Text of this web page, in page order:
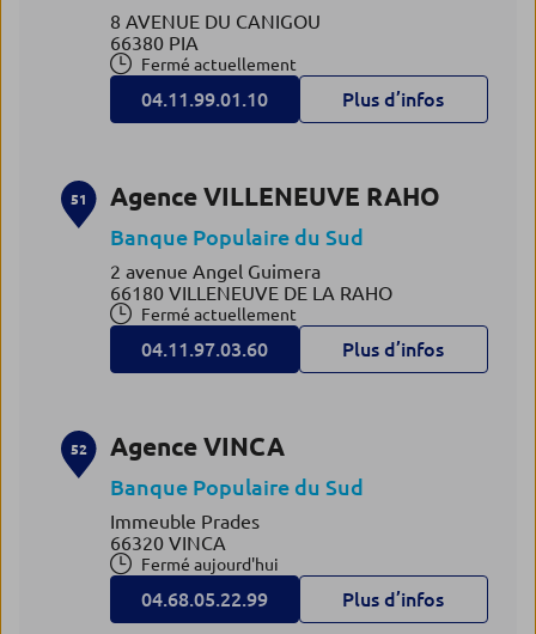
8 AVENUE DU CANIGOU
66380 PIA
Fermé actuellement
04.11.99.01.10 Plus d’infos
51 Agence VILLENEUVE RAHO
Banque Populaire du Sud
2 avenue Angel Guimera
66180 VILLENEUVE DE LA RAHO
Fermé actuellement
04.11.97.03.60 Plus d’infos
52 Agence VINCA
Banque Populaire du Sud
Immeuble Prades
66320 VINCA
Fermé aujourd'hui
04.68.05.22.99 Plus d’infos